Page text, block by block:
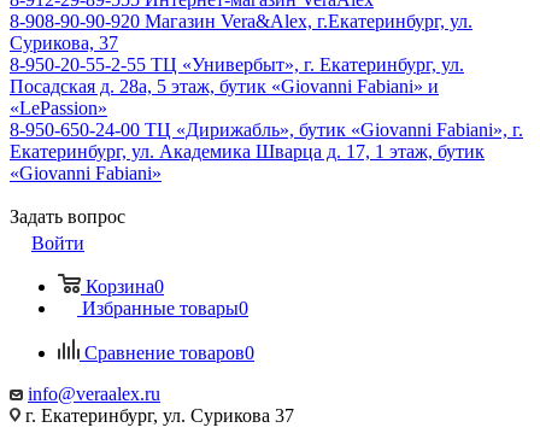
8-908-90-90-920 Магазин Vera&Alex, г.Екатеринбург, ул.
Сурикова, 37
8-950-20-55-2-55 ТЦ «Универбыт», г. Екатеринбург, ул.
Посадская д. 28а, 5 этаж, бутик «Giovanni Fabiani» и
«LePassion»
8-950-650-24-00 ТЦ «Дирижабль», бутик «Giovanni Fabiani», г.
Екатеринбург, ул. Академика Шварца д. 17, 1 этаж, бутик
«Giovanni Fabiani»
Задать вопрос
Войти
Корзина0
Избранные товары0
Сравнение товаров0
info@veraalex.ru
г. Екатеринбург, ул. Сурикова 37